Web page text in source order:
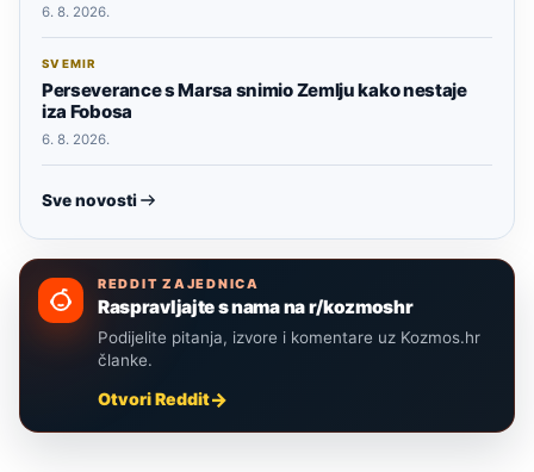
6. 8. 2026.
SVEMIR
Perseverance s Marsa snimio Zemlju kako nestaje
iza Fobosa
6. 8. 2026.
Sve novosti
REDDIT ZAJEDNICA
Raspravljajte s nama na r/kozmoshr
Podijelite pitanja, izvore i komentare uz Kozmos.hr
članke.
Otvori Reddit